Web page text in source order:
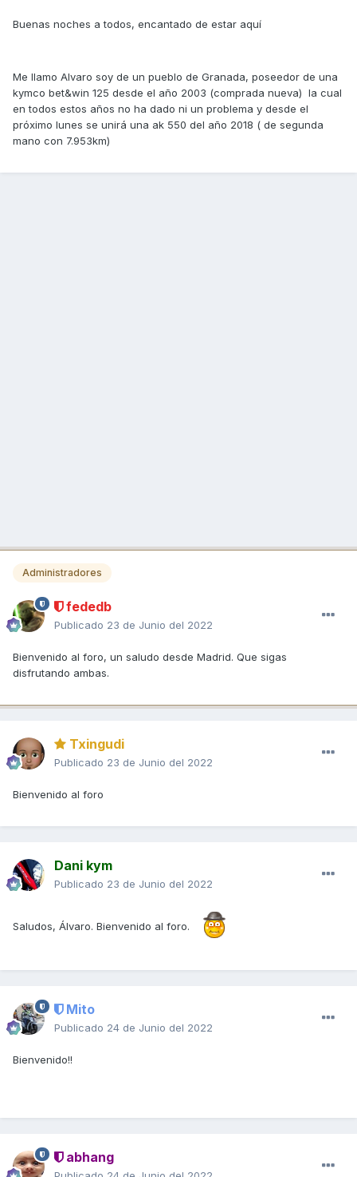
Buenas noches a todos, encantado de estar aquí
Me llamo Alvaro soy de un pueblo de Granada, poseedor de una
kymco bet&win 125 desde el año 2003 (comprada nueva) la cual
en todos estos años no ha dado ni un problema y desde el
próximo lunes se unirá una ak 550 del año 2018 ( de segunda
mano con 7.953km)
Administradores
fededb
Publicado 23 de Junio del 2022
Bienvenido al foro, un saludo desde Madrid. Que sigas
disfrutando ambas.
Txingudi
Publicado 23 de Junio del 2022
Bienvenido al foro
Dani kym
Publicado 23 de Junio del 2022
Saludos, Álvaro. Bienvenido al foro.
Mito
Publicado 24 de Junio del 2022
Bienvenido!!
abhang